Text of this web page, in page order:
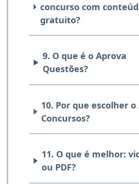
concurso com
gratuito?
9. O que é o Aprova
Questões?
10. Por que escolher o
Concursos?
11. O que é melhor:
ou PDF?